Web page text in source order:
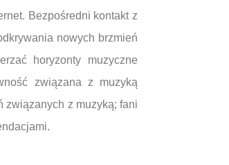
Bezpośredni kontakt z
nowych brzmień
horyzonty muzyczne
związana z muzyką
związanych z muzyką; fani